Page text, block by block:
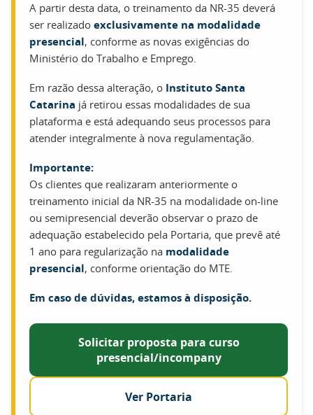
A partir desta data, o treinamento da NR-35 deverá
ser realizado exclusivamente na modalidade
presencial, conforme as novas exigências do
Ministério do Trabalho e Emprego.
Em razão dessa alteração, o Instituto Santa
Catarina já retirou essas modalidades de sua
plataforma e está adequando seus processos para
atender integralmente à nova regulamentação.
Importante:
Os clientes que realizaram anteriormente o
treinamento inicial da NR-35 na modalidade on-line
ou semipresencial deverão observar o prazo de
adequação estabelecido pela Portaria, que prevê até
1 ano para regularização na modalidade
presencial, conforme orientação do MTE.
Em caso de dúvidas, estamos à disposição.
Solicitar proposta para curso
presencial/incompany
Ver Portaria